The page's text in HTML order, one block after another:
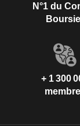
N°1 du
+ 1 300